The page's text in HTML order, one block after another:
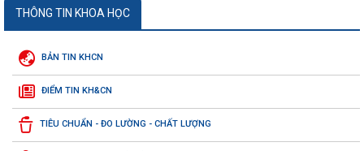
THÔNG TIN KHOA HỌC
BẢN TIN KHCN
ĐIỂM TIN KH&CN
TIÊU CHUẨN - ĐO LƯỜNG - CHẤT LƯỢNG
Thông báo số 117-TB/VPTW ngày 04/7/2026 của của Văn phòng Trung ương
Đảng về Kết luận của đồng chí...